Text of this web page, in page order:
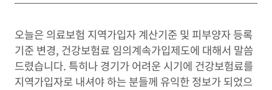
오늘은 의료보험 지역가입자 계산기준 및 피부양자 등록
기준 변경, 건강보험료 임의계속가입제도에 대해서 말씀
드렸습니다. 특히나 경기가 어려운 시기에 건강보험료를
지역가입자로 내셔야 하는 분들께 유익한 정보가 되었으